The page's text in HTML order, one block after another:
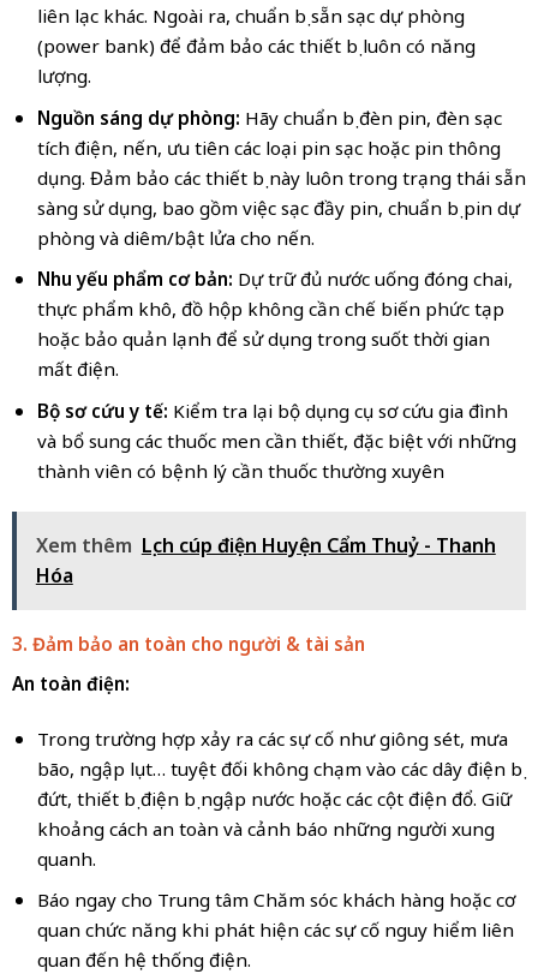
liên lạc khác. Ngoài ra, chuẩn bị sẵn sạc dự phòng
(power bank) để đảm bảo các thiết bị luôn có năng
lượng.
Nguồn sáng dự phòng: Hãy chuẩn bị đèn pin, đèn sạc
tích điện, nến, ưu tiên các loại pin sạc hoặc pin thông
dụng. Đảm bảo các thiết bị này luôn trong trạng thái sẵn
sàng sử dụng, bao gồm việc sạc đầy pin, chuẩn bị pin dự
phòng và diêm/bật lửa cho nến.
Nhu yếu phẩm cơ bản: Dự trữ đủ nước uống đóng chai,
thực phẩm khô, đồ hộp không cần chế biến phức tạp
hoặc bảo quản lạnh để sử dụng trong suốt thời gian
mất điện.
Bộ sơ cứu y tế: Kiểm tra lại bộ dụng cụ sơ cứu gia đình
và bổ sung các thuốc men cần thiết, đặc biệt với những
thành viên có bệnh lý cần thuốc thường xuyên
Xem thêm Lịch cúp điện Huyện Cẩm Thuỷ - Thanh
Hóa
3. Đảm bảo an toàn cho người & tài sản
An toàn điện:
Trong trường hợp xảy ra các sự cố như giông sét, mưa
bão, ngập lụt… tuyệt đối không chạm vào các dây điện bị
đứt, thiết bị điện bị ngập nước hoặc các cột điện đổ. Giữ
khoảng cách an toàn và cảnh báo những người xung
quanh.
Báo ngay cho Trung tâm Chăm sóc khách hàng hoặc cơ
quan chức năng khi phát hiện các sự cố nguy hiểm liên
quan đến hệ thống điện.